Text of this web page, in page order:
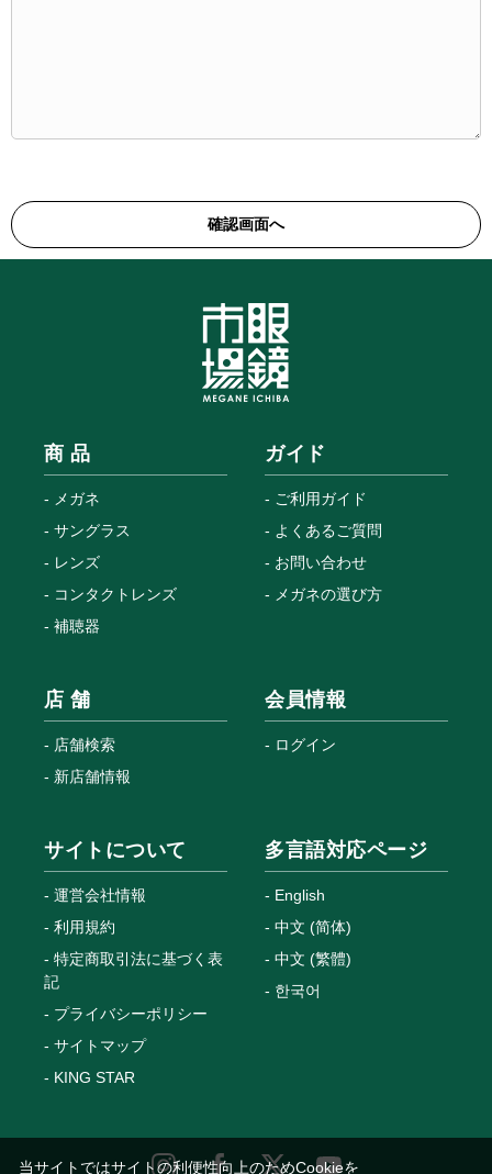
商 品
メガネ
サングラス
レンズ
コンタクトレンズ
補聴器
ガイド
ご利用ガイド
よくあるご質問
お問い合わせ
メガネの選び方
店 舗
店舗検索
新店舗情報
会員情報
ログイン
サイトについて
運営会社情報
利用規約
特定商取引法に基づく表
記
プライバシーポリシー
サイトマップ
KING STAR
多言語対応ページ
English
中文 (简体)
中文 (繁體)
한국어
当サイトではサイトの利便性向上のためCookieを